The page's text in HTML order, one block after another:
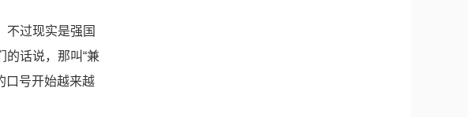
不过现实是强国
的话说，那叫“兼
口号开始越来越